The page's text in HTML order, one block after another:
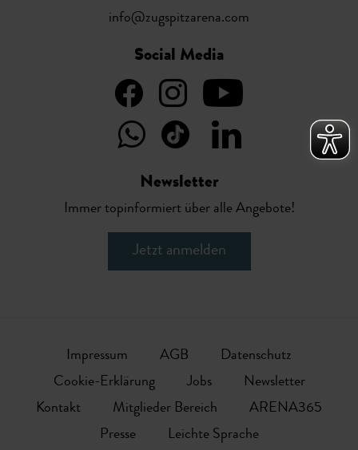
info@zugspitzarena.com
Social Media
Newsletter
Immer topinformiert über alle Angebote!
Jetzt anmelden
Impressum AGB
Datenschutz
Cookie-Erklärung
Jobs
Newsletter
Kontakt
Mitglieder Bereich
ARENA365
Presse
Leichte Sprache